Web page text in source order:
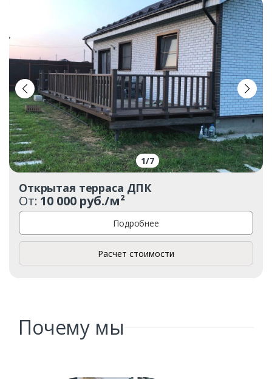
1/7
Открытая терраса ДПК
От: 10 000 руб./м²
Подробнее
Расчет стоимости
Почему мы